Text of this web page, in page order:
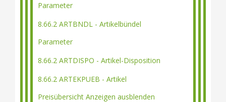
Parameter
8.66.2 ARTBNDL - Artikelbündel
Parameter
8.66.2 ARTDISPO - Artikel-Disposition
8.66.2 ARTEKPUEB - Artikel
Preisübersicht Anzeigen ausblenden